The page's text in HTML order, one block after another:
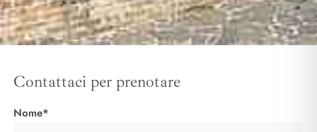
Contattaci per prenotare
Nome*